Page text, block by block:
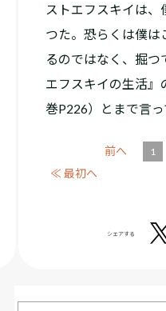
ストエフスキイは
つた。恐らくは僕は
るのではなく、掘つ
エフスキイの生活』
巻P226）とまで言っ
≪ 最初へ
前へ 1
シェアする